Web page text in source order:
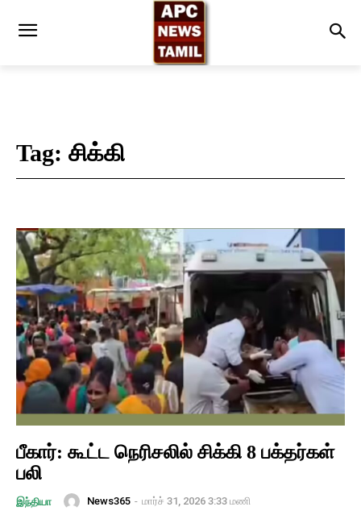
Tag: சிக்கி
பீகார்: கூட்ட நெரிசலில் சிக்கி 8 பக்தர்கள்
பலி
இந்தியா News365 - மார்ச் 31, 2026 3:33 மணி